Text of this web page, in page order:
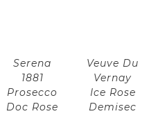
Serena
1881
Prosecco
Doc Rose
Veuve Du
Vernay
Ice Rose
Demisec